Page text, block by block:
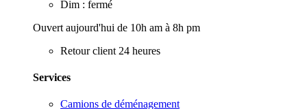
Dim : fermé
Ouvert aujourd'hui de 10h am à 8h pm
Retour client 24 heures
Services
Camions de déménagement